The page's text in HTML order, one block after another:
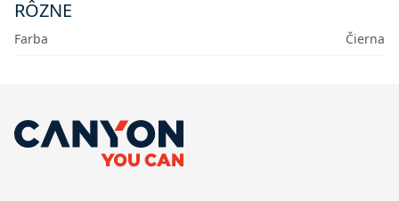
RÔZNE
Farba Čierna